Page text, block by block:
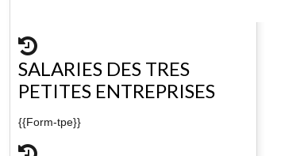
SALARIES DES TRES
PETITES ENTREPRISES
{{Form-tpe}}